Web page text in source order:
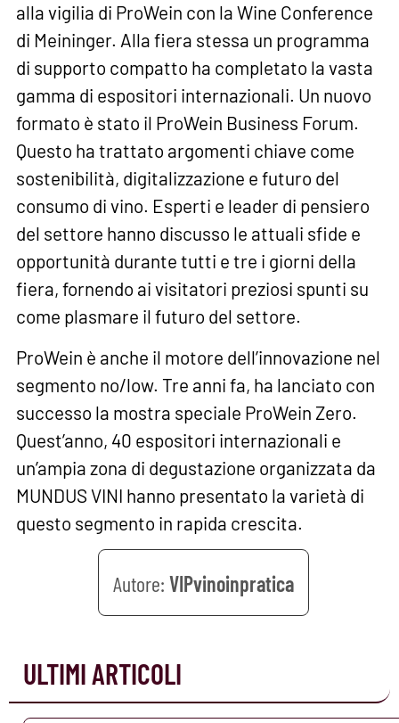
alla vigilia di ProWein con la Wine Conference
di Meininger. Alla fiera stessa un programma
di supporto compatto ha completato la vasta
gamma di espositori internazionali. Un nuovo
formato è stato il ProWein Business Forum.
Questo ha trattato argomenti chiave come
sostenibilità, digitalizzazione e futuro del
consumo di vino. Esperti e leader di pensiero
del settore hanno discusso le attuali sfide e
opportunità durante tutti e tre i giorni della
fiera, fornendo ai visitatori preziosi spunti su
come plasmare il futuro del settore.
ProWein è anche il motore dell’innovazione nel
segmento no/low. Tre anni fa, ha lanciato con
successo la mostra speciale ProWein Zero.
Quest’anno, 40 espositori internazionali e
un’ampia zona di degustazione organizzata da
MUNDUS VINI hanno presentato la varietà di
questo segmento in rapida crescita.
VIPvinoinpratica
ULTIMI ARTICOLI